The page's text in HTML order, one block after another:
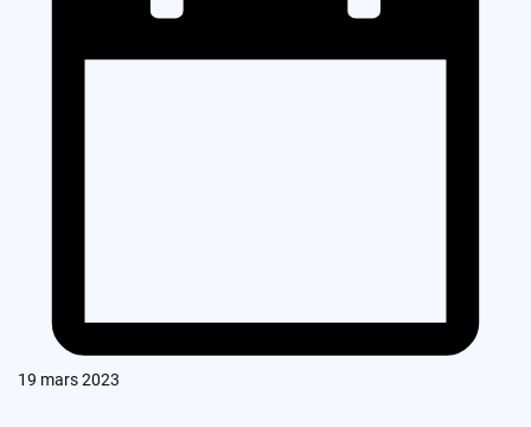
19 mars 2023